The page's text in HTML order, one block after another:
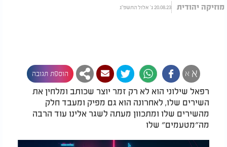
מוזיקה יהודית 20.08.23 ג' אלול התשפ"ג
א א הוספת תגובה
רפאל שילוני הוא לא רק זמר יוצר שכותב ומלחין את
השירים שלו, לאחרונה הוא גם מפיק ומעבד חלק
מהשירים שלו ומתכוון מעתה לשגר אלינו עוד הרבה
מה״מטעמים״ שלו